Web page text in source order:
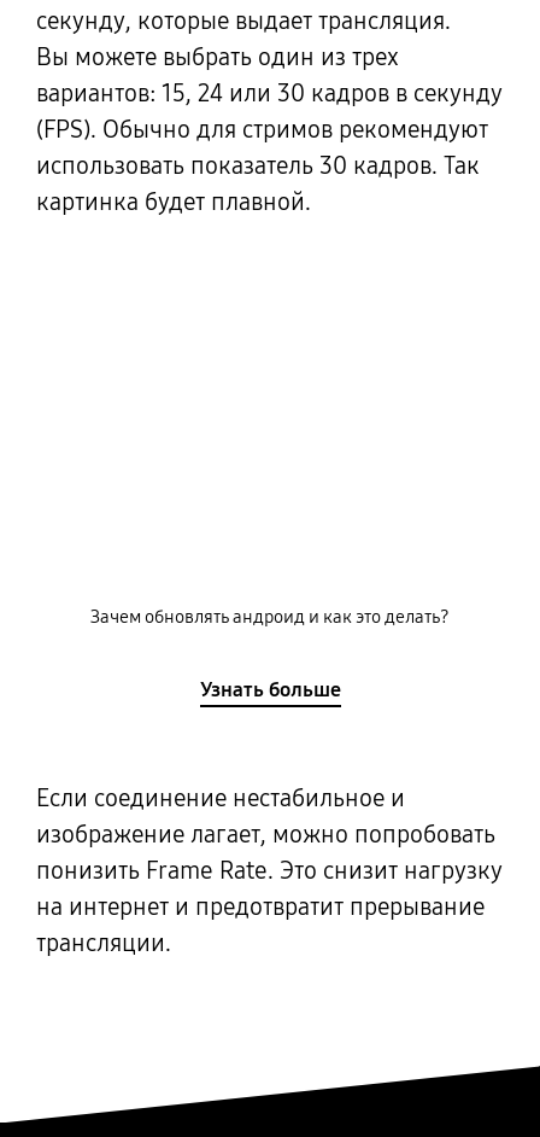
секунду, которые выдает трансляция.
Вы можете выбрать один из трех
вариантов: 15, 24 или 30 кадров в секунду
(FPS). Обычно для стримов рекомендуют
использовать показатель 30 кадров. Так
картинка будет плавной.
Зачем обновлять андроид и как это делать?
Узнать больше
Если соединение нестабильное и
изображение лагает, можно попробовать
понизить Frame Rate. Это снизит нагрузку
на интернет и предотвратит прерывание
трансляции.